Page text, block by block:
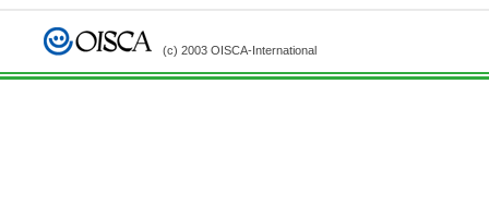
(c) 2003 OISCA-International